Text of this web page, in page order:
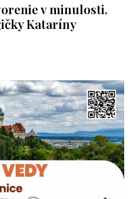
v minulosti.
Kataríny